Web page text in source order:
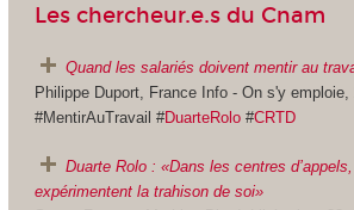
Les chercheur.e.s du Cnam
Quand les salariés doivent mentir au
Philippe Duport, France Info - On s'y
#MentirAuTravail #DuarteRolo#CRTD
Duarte Rolo : «Dans les centres
expérimentent la trahison de soi»